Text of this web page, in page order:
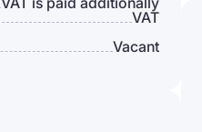
VAT
Vacant